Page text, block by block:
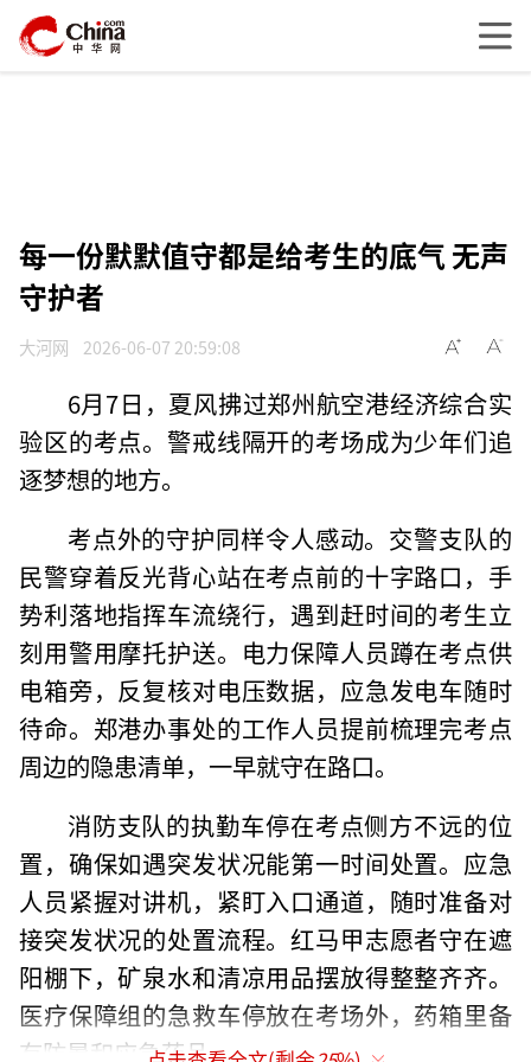
每一份默默值守都是给考生的底气 无声
守护者
大河网 2026-06-07 20:59:08
6月7日，夏风拂过郑州航空港经济综合实
验区的考点。警戒线隔开的考场成为少年们追
逐梦想的地方。
考点外的守护同样令人感动。交警支队的
民警穿着反光背心站在考点前的十字路口，手
势利落地指挥车流绕行，遇到赶时间的考生立
刻用警用摩托护送。电力保障人员蹲在考点供
电箱旁，反复核对电压数据，应急发电车随时
待命。郑港办事处的工作人员提前梳理完考点
周边的隐患清单，一早就守在路口。
消防支队的执勤车停在考点侧方不远的位
置，确保如遇突发状况能第一时间处置。应急
人员紧握对讲机，紧盯入口通道，随时准备对
接突发状况的处置流程。红马甲志愿者守在遮
阳棚下，矿泉水和清凉用品摆放得整整齐齐。
医疗保障组的急救车停放在考场外，药箱里备
有防暑和应急药品。